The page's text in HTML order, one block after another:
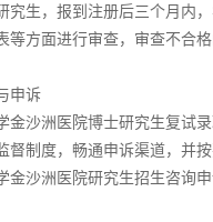
究生，报到注册后三个月内
等方面进行审查，审查不合
申诉
金沙洲医院博士研究生复试
督制度，畅通申诉渠道，并按
金沙洲医院研究生招生咨询